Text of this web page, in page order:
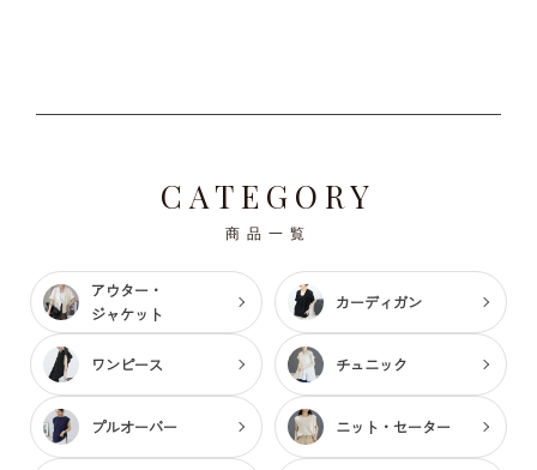
CATEGORY
商品一覧
アウター・
ジャケット
カーディガン
ワンピース チュニック
プルオーバー ニット・セーター